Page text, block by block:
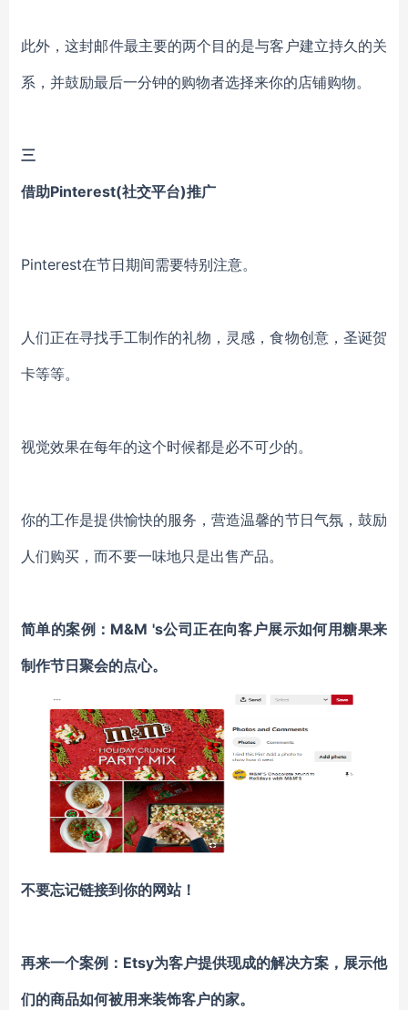
此外，这封邮件最主要的两个目的是与客户建立持久的关
系，并鼓励最后一分钟的购物者选择来你的店铺购物。
三
借助Pinterest(社交平台)推广
Pinterest在节日期间需要特别注意。
人们正在寻找手工制作的礼物，灵感，食物创意，圣诞贺
卡等等。
视觉效果在每年的这个时候都是必不可少的。
你的工作是提供愉快的服务，营造温馨的节日气氛，鼓励
人们购买，而不要一味地只是出售产品。
简单的案例： M&M 's公司正在向客户展示如何用糖果来
制作节日聚会的点心。
不要忘记链接到你的网站！
再来一个案例： Etsy为客户提供现成的解决方案，展示他
们的商品如何被用来装饰客户的家。